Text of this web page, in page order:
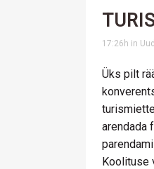
17:26h in
Üks pilt
arendada
Koolituse